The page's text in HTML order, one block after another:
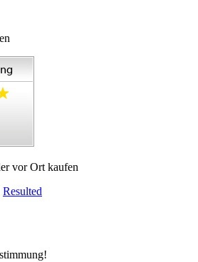
vor Ort kaufen
Resulted